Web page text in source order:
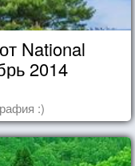
National
2014
:)